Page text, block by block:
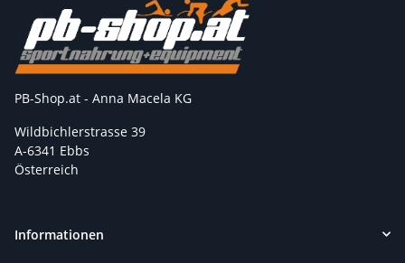
PB-Shop.at - Anna Macela KG
Wildbichlerstrasse 39
A-6341 Ebbs
Österreich
Informationen